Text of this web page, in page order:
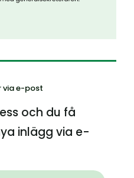
via e-post
och du få
inlägg via e-